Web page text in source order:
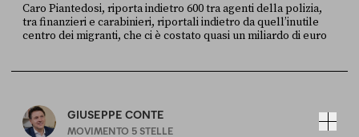
Caro Piantedosi, riporta indietro 600 tra agenti della polizia,
tra finanzieri e carabinieri, riportali indietro da quell’inutile
centro dei migranti, che ci è costato quasi un miliardo di euro
GIUSEPPE CONTE
MOVIMENTO 5 STELLE